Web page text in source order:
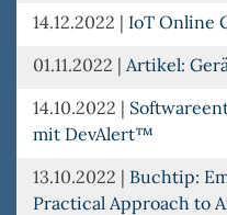
14.12.2022 | IoT Online
01.11.2022 | Artikel:
14.10.2022 |
mit DevAlert™
13.10.2022 | Buchtip:
Practical Approach to